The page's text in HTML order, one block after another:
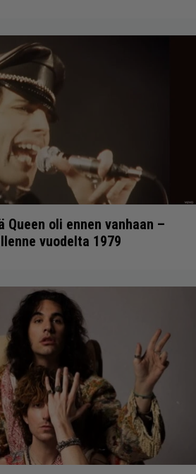
oli ennen vanhaan –
vuodelta 1979